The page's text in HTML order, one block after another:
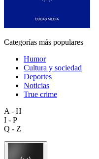
Categorías más populares
Humor
Cultura y sociedad
Deportes
Noticias
True crime
A - H
I - P
Q - Z